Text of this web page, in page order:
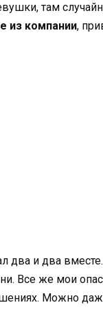
там
из компании,
два и два
Все же мои
Можно